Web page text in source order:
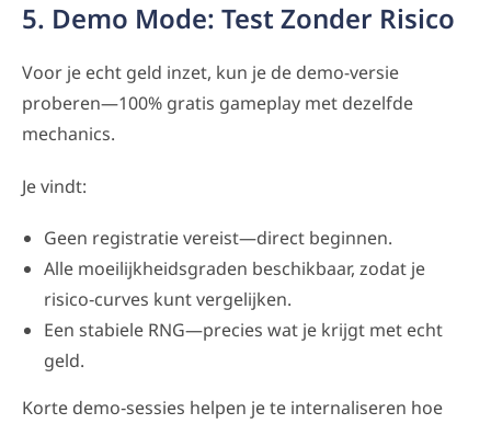
5. Demo Mode: Test Zonder Risico
Voor je echt geld inzet, kun je de demo-versie
proberen—100% gratis gameplay met dezelfde
mechanics.
Je vindt:
Geen registratie vereist—direct beginnen.
Alle moeilijkheidsgraden beschikbaar, zodat je
risico‑curves kunt vergelijken.
Een stabiele RNG—precies wat je krijgt met echt
geld.
Korte demo‑sessies helpen je te internaliseren hoe